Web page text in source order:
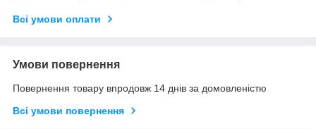
Всі умови оплати
Умови повернення
Повернення товару впродовж 14 днів за домовленістю
Всі умови повернення